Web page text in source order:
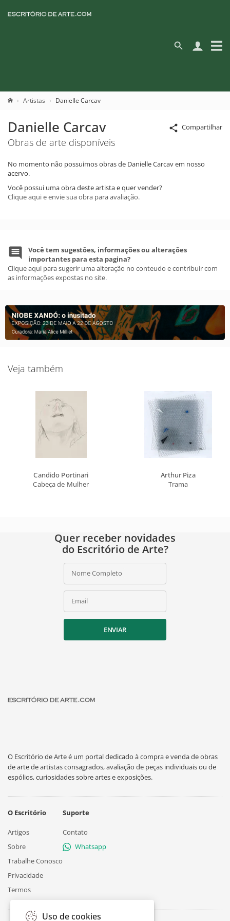
Artistas Danielle Carcav
Compartilhar
Danielle Carcav
Obras de arte disponíveis
No momento não possuimos obras de Danielle Carcav em nosso
acervo.
Você possui uma obra deste artista e quer vender?
Clique aqui e envie sua obra para avaliação.
Você tem sugestões, informações ou alterações
importantes para esta pagina?
Clique aqui para sugerir uma alteração no conteudo e contribuir com
as informações expostas no site.
Veja também
Candido Portinari
Cabeça de Mulher
Arthur Piza
Trama
Quer receber novidades
do Escritório de Arte?
Nome Completo
Email
ENVIAR
O Escritório de Arte é um portal dedicado à compra e venda de obras
de arte de artistas consagrados, avaliação de peças individuais ou de
espólios, curiosidades sobre artes e exposições.
O Escritório
Artigos
Sobre
Trabalhe Conosco
Privacidade
Termos
Suporte
Contato
Whatsapp
Uso de cookies